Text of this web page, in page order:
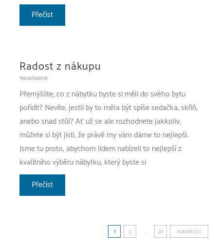
Jaké
může
oplocení
pozemku
Přečíst
Radost z nákupu
Nezařazené
Přemýšlíte, co z nábytku byste si měli do svého bytu
pořídit? Nevíte, jestli by to měla být spíše sedačka, skříň,
anebo snad stůl? Ať už se ale rozhodnete jakkoliv,
můžete si být jisti, že právě my vám dáme to nejlepší.
Jsme tu proto, abychom lidem nabízeli to nejlepší z
kvalitního výběru nábytku, který byste si
Radost
z
Přečíst
Stránkování
1 2 … 20 Následující